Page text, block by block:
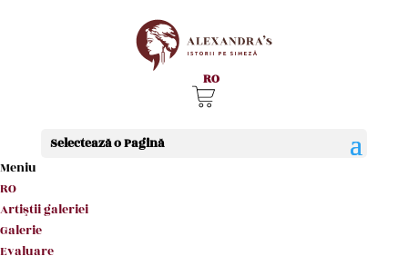
RO
Selectează o Pagină
Meniu
RO
Artiştii galeriei
Galerie
Evaluare
GALERIA